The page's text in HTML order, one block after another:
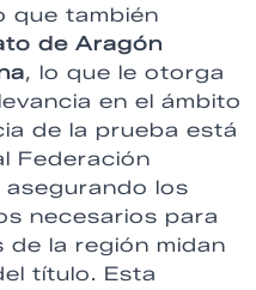
que también
de Aragón
, lo que le otorga
en el ámbito
de la prueba está
Federación
asegurando los
necesarios para
de la región midan
título. Esta